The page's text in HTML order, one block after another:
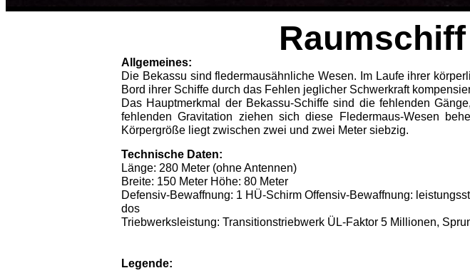
Allgemeines:
Die Bekassu sind fledermausähnliche Wesen. Im Laufe ihrer
Bord ihrer Schiffe durch das Fehlen jeglicher Schwerkraft
Das Hauptmerkmal der Bekassu-Schiffe sind die feh­lenden
fehlenden Gravitation ziehen sich diese Fledermaus-Wesen
Körpergröße liegt zwischen zwei und zwei Meter siebzig.
Technische Daten:
Länge: 280 Meter (ohne Antennen)
Breite: 150 Meter Höhe: 80 Meter
Defensiv-Bewaffnung: 1 HÜ-Schirm Offensiv-Bewaffnung:
dos
Triebwerksleistung: Transitionstriebwerk ÜL-Faktor 5 Millionen,
Legende: